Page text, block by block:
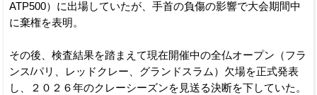
ATP500）に出場していたが、手首の負傷の影響で大会期間中
に棄権を表明。
その後、検査結果を踏まえて現在開催中の全仏オープン（フラ
ンス/パリ、レッドクレー、グランドスラム）欠場を正式発表
し、２０２６年のクレーシーズンを見送る決断を下していた。